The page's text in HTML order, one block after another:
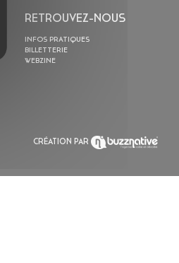
RETROUVEZ-NOUS
INFOS PRATIQUES
BILLETTERIE
WEBZINE
CRÉATION PAR